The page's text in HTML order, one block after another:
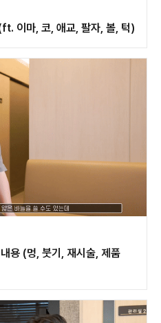
이마, 코, 애교, 팔자, 볼, 턱)
용 (멍, 붓기, 재시술, 제품